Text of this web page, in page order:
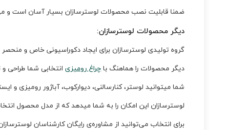
ضمنا قابلیت نصب محصولات لوسترسازان بسیار آسان است و
دیگر محصولات لوسترسازان:
گروه تولیدی لوسترسازان برای ایجاد دکوراسیونی خاص و
دیگر محصولات را هماهنگ با چراغ رومیزی انتخابی شما طراحی و
شما میتوانید لوستر، کنارسالنی، دیوارکوب، آباژور رومیزی
لوسترسازان این امکان را به شما میدهد که از مدل محصول
برای انتخاب می‌توانید از مشاوره‌ی رایگان کارشناسان